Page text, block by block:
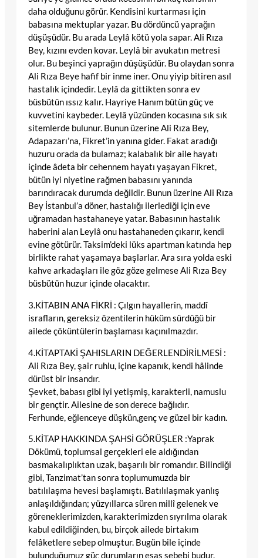
daha olduğunu görür. Kendisini kurtarması için
babasına mektuplar yazar. Bu dördüncü yaprağın
düşüşüdür. Bu arada Leylâ kötü yola sapar. Ali Rıza
Bey, kızını evden kovar. Leylâ bir avukatın metresi
olur. Bu beşinci yaprağın düşüşüdür. Bu olaydan sonra
Ali Rıza Beye hafif bir inme iner. Onu yiyip bitiren asıl
hastalık içindedir. Leylâ da gittikten sonra ev
büsbütün ıssız kalır. Hayriye Hanım bütün güç ve
kuvvetini kaybeder. Leylâ yüzünden kocasına sık sık
sitemlerde bulunur. Bunun üzerine Ali Rıza Bey,
Adapazarı’na, Fikret’in yanına gider. Fakat aradığı
huzuru orada da bulamaz; kalabalık bir aile hayatı
içinde âdeta bir cehennem hayatı yaşayan Fikret,
bütün iyi niyetine rağmen babasını yanında
barındıracak durumda değildir. Bunun üzerine Ali Rıza
Bey İstanbul’a döner, hastalığı ilerlediği için eve
uğramadan hastahaneye yatar. Babasının hastalık
haberini alan Leylâ onu hastahaneden çıkarır, kendi
evine götürür. Taksim’deki lüks apartman katında hep
birlikte rahat yaşamaya başlarlar. Ara sıra yolda eski
kahve arkadaşları ile göz göze gelmese Ali Rıza Bey
büsbütün huzur içinde olacaktır.
3.KİTABIN ANA FİKRİ : Çılgın hayallerin, maddî
israfların, gereksiz özentilerin hüküm sürdüğü bir
ailede çöküntülerin başlaması kaçınılmazdır.
4.KİTAPTAKİ ŞAHISLARIN DEĞERLENDİRİLMESİ :
Ali Rıza Bey, şair ruhlu, içine kapanık, kendi hâlinde
dürüst bir insandır.
Şevket, babası gibi iyi yetişmiş, karakterli, namuslu
bir gençtir. Ailesine de son derece bağlıdır.
Ferhunde, eğlenceye düşkün,genç ve güzel bir kadın.
5.KİTAP HAKKINDA ŞAHSİ GÖRÜŞLER :Yaprak
Dökümü, toplumsal gerçekleri ele aldığından
basmakalıplıktan uzak, başarılı bir romandır. Bilindiği
gibi, Tanzimat’tan sonra toplumumuzda bir
batılılaşma hevesi başlamıştı. Batılılaşmak yanlış
anlaşıldığından; yüzyıllarca süren millî gelenek ve
göreneklerimizden, karakterimizden sıyrılma olarak
kabul edildiğinden, bu, birçok ailede birtakım
felâketlere sebep olmuştur. Bugün bile içinde
bulunduğumuz güç durumların esas sebebi budur.